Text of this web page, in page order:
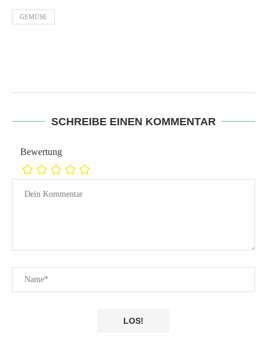
GEMÜSE
SCHREIBE EINEN KOMMENTAR
Bewertung